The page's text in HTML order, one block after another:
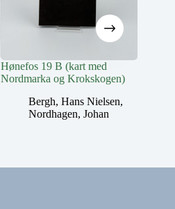
Hønefos 19 B (kart med
Nordmarka og Krokskogen)
Bergh, Hans Nielsen,
Nordhagen, Johan